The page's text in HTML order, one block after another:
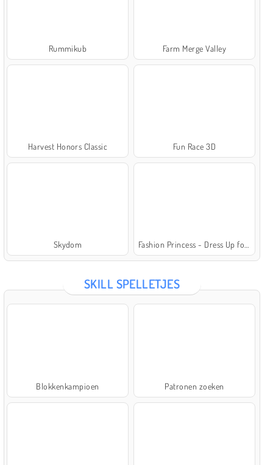
Rummikub Farm Merge Valley
Harvest Honors Classic Fun Race 3D
Skydom Fashion Princess - Dress Up for Girls
SKILL SPELLETJES
Blokkenkampioen Patronen zoeken